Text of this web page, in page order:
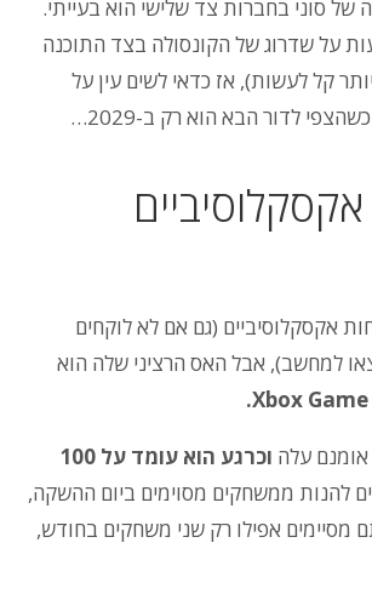
של סוני בחברות צד שלישי הוא בעייתי.
על שדרוג של הקונסולה בצד התוכנה
קל לעשות), אז כדאי לשים עין על
לדור הבא הוא רק ב-2029…
אקסקלוסיביים (גם אם לא לוקחים
למחשב), אבל האס הרציני שלה הוא
Xbox
.
עלה
וכרגע הוא עומד על 100
להנות ממשחקים מסוימים ביום ההשקה,
מסיימים אפילו רק שני משחקים בחודש,